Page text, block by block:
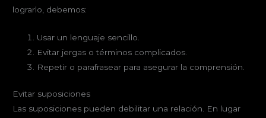
lograrlo, debemos:
Usar un lenguaje sencillo.
Evitar jergas o términos complicados.
Repetir o parafrasear para asegurar la comprensión.
Evitar suposiciones
Las suposiciones pueden debilitar una relación. En lugar